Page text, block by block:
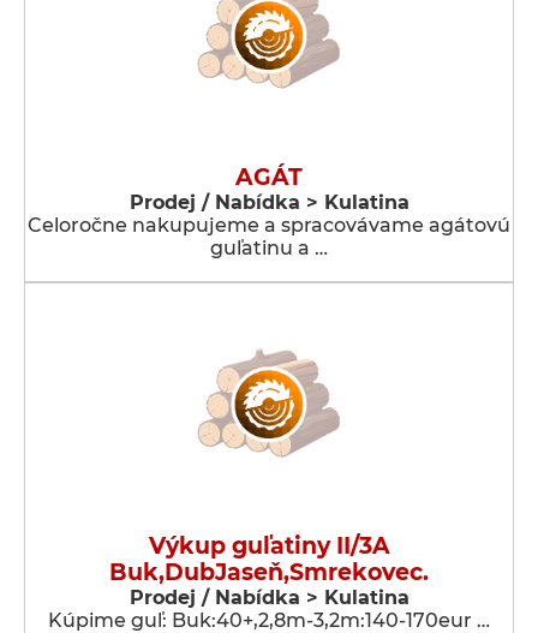
AGÁT
Prodej / Nabídka > Kulatina
Celoročne nakupujeme a spracovávame agátovú
guľatinu a …
Výkup guľatiny II/3A
Buk,DubJaseň,Smrekovec.
Prodej / Nabídka > Kulatina
Kúpime guľ: Buk:40+,2,8m-3,2m:140-170eur …